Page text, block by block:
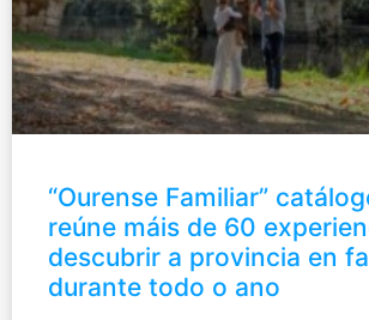
“Ourense Familiar”
reúne máis de 60
descubrir a provincia en
durante todo o ano